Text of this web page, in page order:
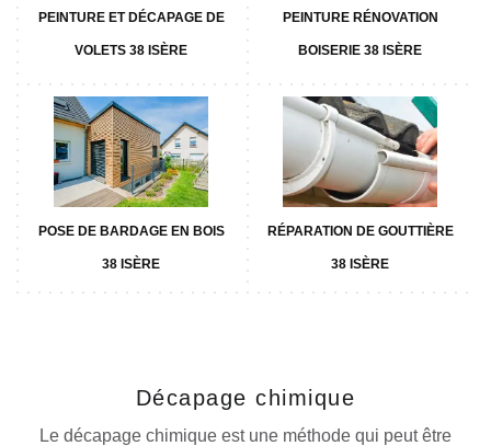
PEINTURE ET DÉCAPAGE DE
VOLETS 38 ISÈRE
PEINTURE RÉNOVATION
BOISERIE 38 ISÈRE
POSE DE BARDAGE EN BOIS
38 ISÈRE
RÉPARATION DE GOUTTIÈRE
38 ISÈRE
Décapage chimique
Le décapage chimique est une méthode qui peut être